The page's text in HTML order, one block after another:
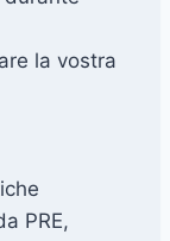
la vostra
PRE,